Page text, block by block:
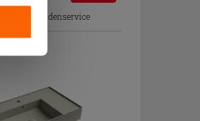
den Kundenservice